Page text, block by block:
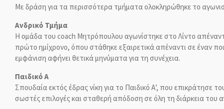
Με δράση για τα περισσότερα τμήματα ολοκληρώθηκε το
Ανδρικό Τμήμα
Η ομάδα του coach Μητρόπουλου αγωνίστηκε στο Λίντο
πρώτο ημίχρονο, όπου στάθηκε εξαιρετικά απέναντι σε έναν
εμφάνιση αφήνει θετικά μηνύματα για τη συνέχεια.
Παιδικό Α
Σπουδαία εκτός έδρας νίκη για το Παιδικό Α’, που
σωστές επιλογές και σταθερή απόδοση σε όλη τη διάρκεια του